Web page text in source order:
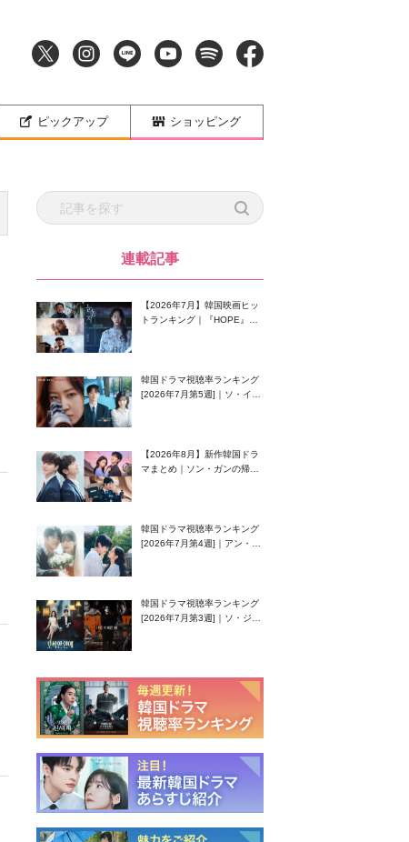
ピックアップ ショッピング
連載記事
【2026年7月】韓国映画ヒッ
トランキング｜『HOPE』が
韓国ドラマ視聴率ランキング
[2026年7月第5週]｜ソ・イン
【2026年8月】新作韓国ドラ
マまとめ｜ソン・ガンの帰
韓国ドラマ視聴率ランキング
[2026年7月第4週]｜アン・ヒ
韓国ドラマ視聴率ランキング
[2026年7月第3週]｜ソ・ジソ